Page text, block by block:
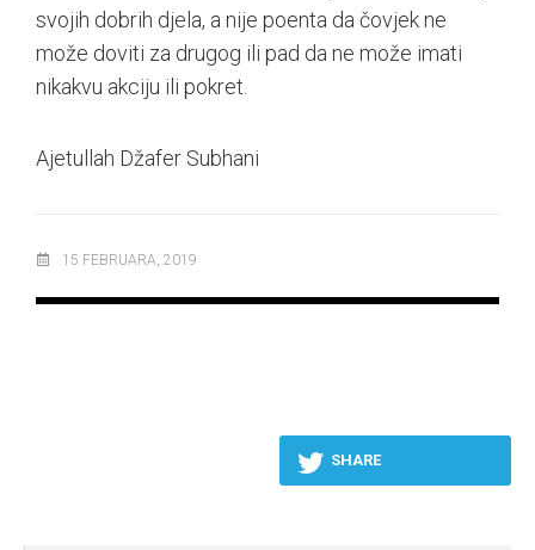
svojih dobrih djela, a nije poenta da čovjek ne
može doviti za drugog ili pad da ne može imati
nikakvu akciju ili pokret.
Ajetullah Džafer Subhani
15 FEBRUARA, 2019
SHARE